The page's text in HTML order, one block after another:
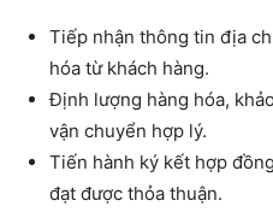
Tiếp nhận thông tin địa
hóa từ khách hàng.
Định lượng hàng hóa,
vận chuyển hợp lý.
Tiến hành ký kết hợp
đạt được thỏa thuận.